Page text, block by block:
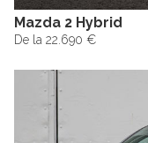
Mazda 2 Hybrid
De la 22.690 €